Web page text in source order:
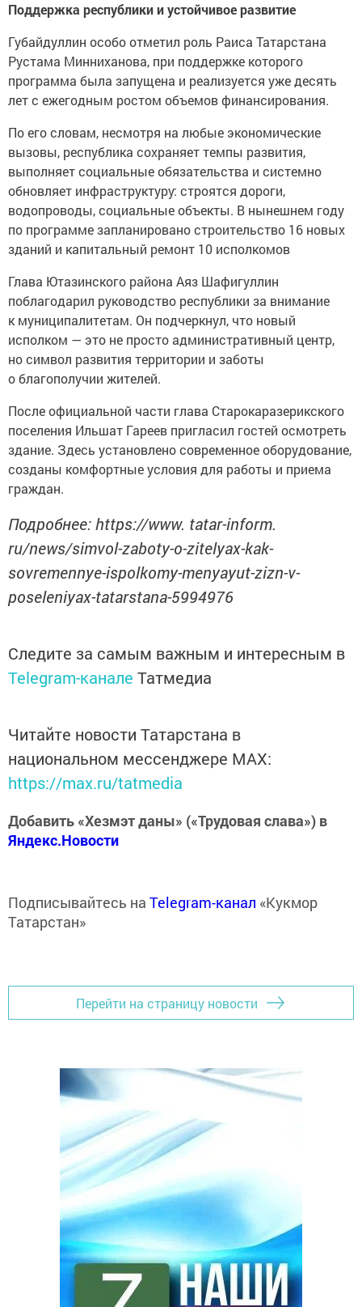
Поддержка республики и устойчивое развитие
Губайдуллин особо отметил роль Раиса Татарстана
Рустама Минниханова, при поддержке которого
программа была запущена и реализуется уже десять
лет с ежегодным ростом объемов финансирования.
По его словам, несмотря на любые экономические
вызовы, республика сохраняет темпы развития,
выполняет социальные обязательства и системно
обновляет инфраструктуру: строятся дороги,
водопроводы, социальные объекты. В нынешнем году
по программе запланировано строительство 16 новых
зданий и капитальный ремонт 10 исполкомов
Глава Ютазинского района Аяз Шафигуллин
поблагодарил руководство республики за внимание
к муниципалитетам. Он подчеркнул, что новый
исполком — это не просто административный центр,
но символ развития территории и заботы
о благополучии жителей.
После официальной части глава Старокаразерикского
поселения Ильшат Гареев пригласил гостей осмотреть
здание. Здесь установлено современное оборудование,
созданы комфортные условия для работы и приема
граждан.
Подробнее: https://www. tatar-inform.
ru/news/simvol-zaboty-o-zitelyax-kak-
sovremennye-ispolkomy-menyayut-zizn-v-
poseleniyax-tatarstana-5994976
Следите за самым важным и интересным в
Telegram-канале Татмедиа
Читайте новости Татарстана в
национальном мессенджере MАХ:
https://max.ru/tatmedia
Добавить «Хезмэт даны» («Трудовая слава») в
Яндекс.Новости
Подписывайтесь на Telegram-канал «Кукмор
Татарстан»
Перейти на страницу новости